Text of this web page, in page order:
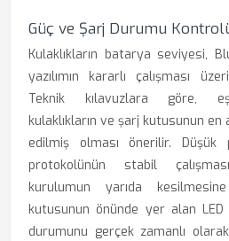
Güç ve Şarj Durumu
Kulaklıkların batarya seviyesi,
yazılımın kararlı çalışması
Teknik kılavuzlara göre,
kulaklıkların ve şarj kutusunun
edilmiş olması önerilir.
protokolünün stabil
kurulumun yarıda
kutusunun önünde yer alan
durumunu gerçek zamanlı